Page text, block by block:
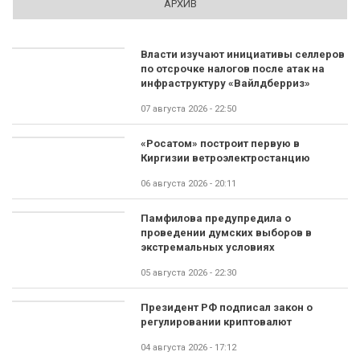
АРХИВ
Власти изучают инициативы селлеров
по отсрочке налогов после атак на
инфраструктуру «Вайлдберриз»
07 августа 2026 - 22:50
«Росатом» построит первую в
Киргизии ветроэлектростанцию
06 августа 2026 - 20:11
Памфилова предупредила о
проведении думских выборов в
экстремальных условиях
05 августа 2026 - 22:30
Президент РФ подписал закон о
регулировании криптовалют
04 августа 2026 - 17:12